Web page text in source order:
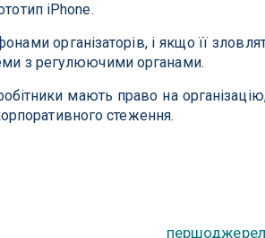
iPhone.
організаторів, і якщо її
з регулюючими органами.
мають право на
стеження.